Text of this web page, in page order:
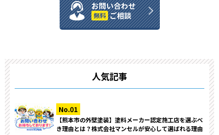
お問い合わせ
無料 ご相談
人気記事
【熊本市の外壁塗装】塗料メーカー認定施工店を選ぶべ
き理由とは？株式会社マンセルが安心して選ばれる理由